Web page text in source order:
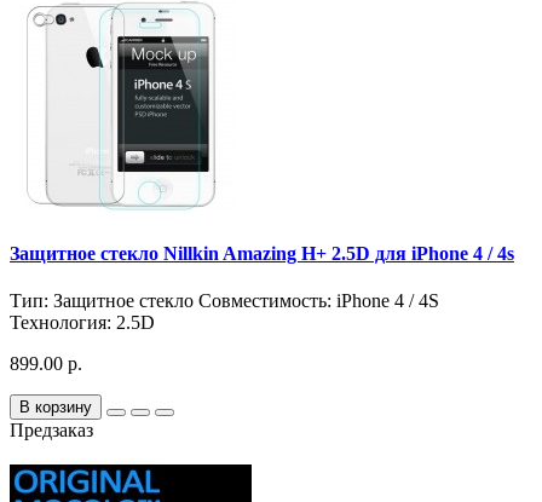
Защитное стекло Nillkin Amazing H+ 2.5D для iPhone 4 / 4s
Тип: Защитное стекло Совместимость: iPhone 4 / 4S
Технология: 2.5D
899.00 р.
В корзину
Предзаказ